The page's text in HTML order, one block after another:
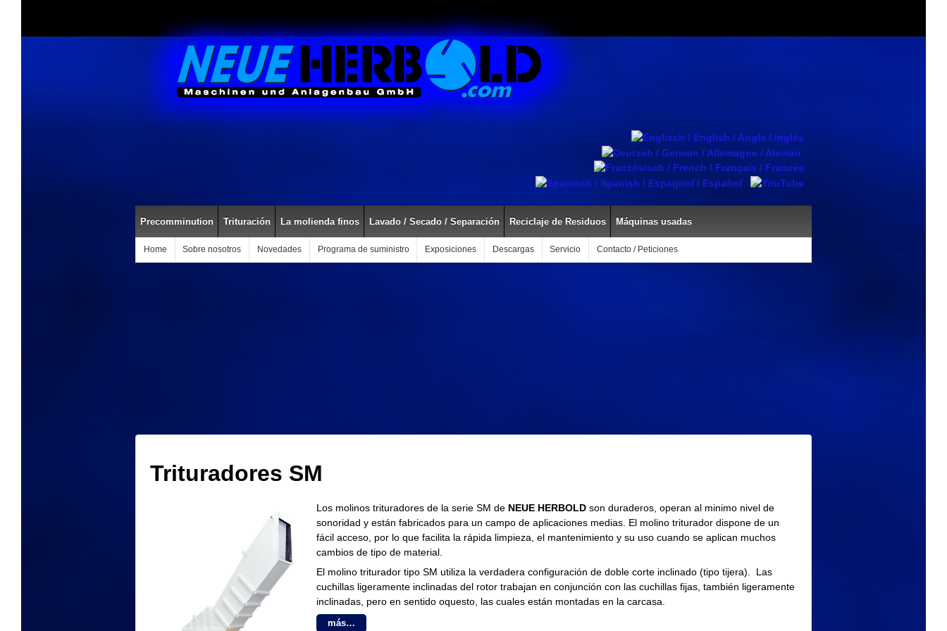
Precomminution Trituración La molienda finos Lavado / Secado / Separación Reciclaje de Residuos Máquinas usadas
Home Sobre nosotros Novedades Programa de suministro Exposiciones Descargas Servicio Contacto / Peticiones
Trituradores SM
Los molinos trituradores de la serie SM de NEUE HERBOLD son duraderos, operan al minimo nivel de
sonoridad y están fabricados para un campo de aplicaciones medias. El molino triturador dispone de un
fácil acceso, por lo que facilita la rápida limpieza, el mantenimiento y su uso cuando se aplican muchos
cambios de tipo de material.
El molino triturador tipo SM utiliza la verdadera configuración de doble corte inclinado (tipo tijera). Las
cuchillas ligeramente inclinadas del rotor trabajan en conjunción con las cuchillas fijas, también ligeramente
inclinadas, pero en sentido oquesto, las cuales están montadas en la carcasa.
más…